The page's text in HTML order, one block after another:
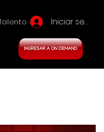
Iniciar sesión